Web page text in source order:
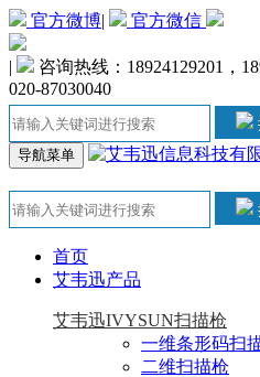
官方微博| 官方微信
|
咨询热线：18924129201，
020-87030040
导航菜单
首页
艾韦迅产品
艾韦迅IVYSUN扫描枪
一维条形码扫
二维扫描枪